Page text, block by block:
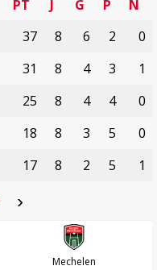
PT J G P
N
37 8 6 2
0
31 8 4 3
1
25 8 4 4
0
18 8 3 5
0
17 8 2 5 1
›
Mechelen